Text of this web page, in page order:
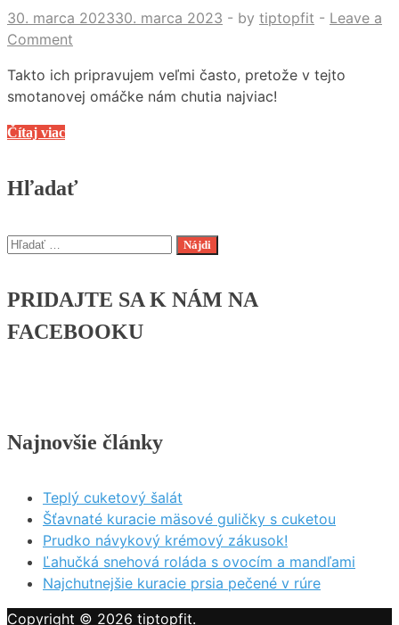
30. marca 202330. marca 2023 - by tiptopfit - Leave a
Comment
Takto ich pripravujem veľmi často, pretože v tejto
smotanovej omáčke nám chutia najviac!
Kuracie
brokolicou
smotanovou
omáčkou
Čítaj viac
Hľadať
Hľadať:
PRIDAJTE SA K NÁM NA
FACEBOOKU
Najnovšie články
Teplý cuketový šalát
Šťavnaté kuracie mäsové guličky s cuketou
Prudko návykový krémový zákusok!
Ľahučká snehová roláda s ovocím a mandľami
Najchutnejšie kuracie prsia pečené v rúre
Copyright © 2026 tiptopfit.